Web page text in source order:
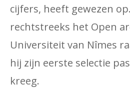
cijfers, heeft gewezen
rechtstreeks het Open
Universiteit van Nîmes
hij zijn eerste selectie
kreeg.